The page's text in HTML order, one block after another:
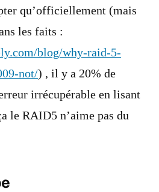
qu’officiellement (mais
les faits :
blog/why-raid-5-
not/) , il y a 20% de
irrécupérable en lisant
le RAID5 n’aime pas du